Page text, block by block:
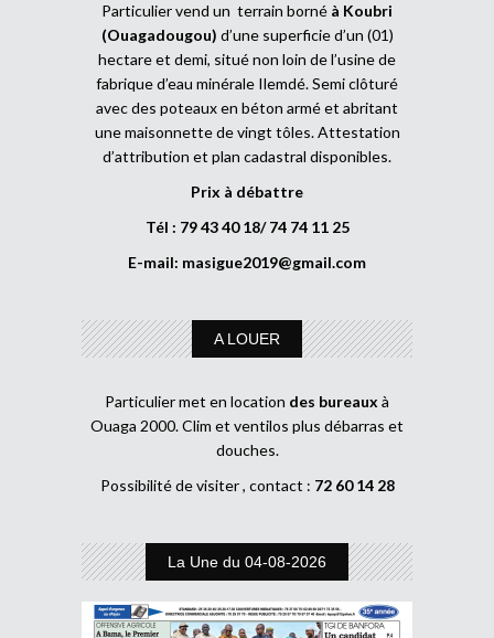
Particulier vend un terrain borné à Koubri
(Ouagadougou) d’une superficie d’un (01)
hectare et demi, situé non loin de l’usine de
fabrique d’eau minérale Ilemdé. Semi clôturé
avec des poteaux en béton armé et abritant
une maisonnette de vingt tôles. Attestation
d’attribution et plan cadastral disponibles.
Prix à débattre
Tél : 79 43 40 18/ 74 74 11 25
E-mail: masigue2019@gmail.com
A LOUER
Particulier met en location des bureaux à
Ouaga 2000. Clim et ventilos plus débarras et
douches.
Possibilité de visiter , contact : 72 60 14 28
La Une du 04-08-2026